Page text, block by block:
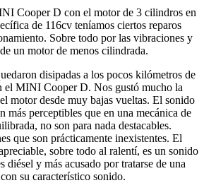
Cooper D con el motor de 3 cilindros en
de 116cv teníamos ciertos reparos
Sobre todo por las vibraciones y
un motor de menos cilindrada.
disipadas a los pocos kilómetros de
el MINI Cooper D. Nos gustó mucho la
motor desde muy bajas vueltas. El sonido
más perceptibles que en una mecánica de
no son para nada destacables.
que son prácticamente inexistentes. El
sobre todo al ralentí, es un sonido
diésel y más acusado por tratarse de una
su característico sonido.